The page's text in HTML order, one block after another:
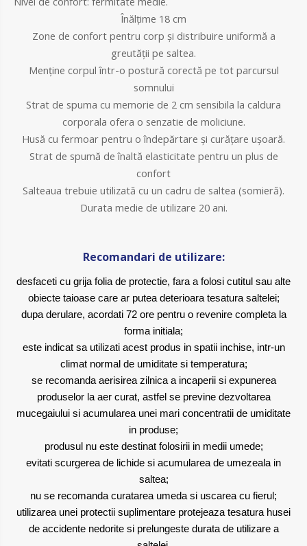
Înălțime 18 cm
Zone de confort pentru corp și distribuire uniformă a
greutății pe saltea.
Menține corpul într-o postură corectă pe tot parcursul
somnului
Strat de spuma cu memorie de 2 cm sensibila la caldura
corporala ofera o senzatie de moliciune.
Husă cu fermoar pentru o îndepărtare și curățare ușoară.
Strat de spumă de înaltă elasticitate pentru un plus de
confort
Salteaua trebuie utilizată cu un cadru de saltea (somieră).
Durata medie de utilizare 20 ani.
Recomandari de utilizare:
desfaceti cu grija folia de protectie, fara a folosi cutitul sau alte
obiecte taioase care ar putea deterioara tesatura saltelei;
dupa derulare, acordati 72 ore pentru o revenire completa la
forma initiala;
este indicat sa utilizati acest produs in spatii inchise, intr-un
climat normal de umiditate si temperatura;
se recomanda aerisirea zilnica a incaperii si expunerea
produselor la aer curat, astfel se previne dezvoltarea
mucegaiului si acumularea unei mari concentratii de umiditate
in produse;
produsul nu este destinat folosirii in medii umede;
evitati scurgerea de lichide si acumularea de umezeala in
saltea;
nu se recomanda curatarea umeda si uscarea cu fierul;
utilizarea unei protectii suplimentare protejeaza tesatura husei
de accidente nedorite si prelungeste durata de utilizare a